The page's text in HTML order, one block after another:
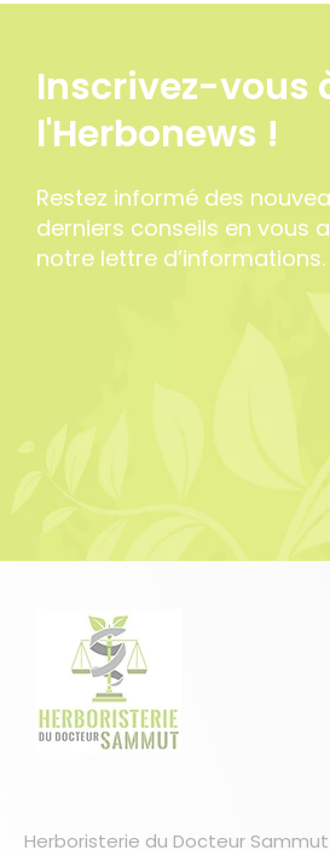
Inscrivez-vous
l'Herbonews !
Restez informé des
derniers conseils en vous
notre lettre d’informations.
Herboristerie du Docteur Sammut